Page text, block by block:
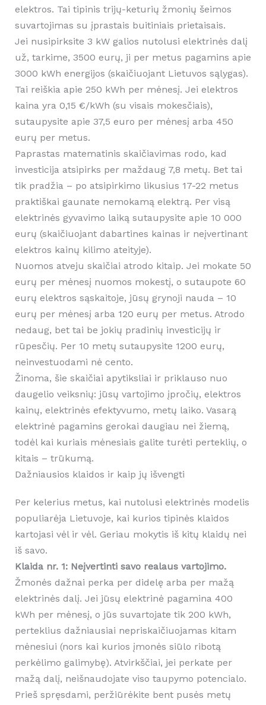
elektros. Tai tipinis trijų-keturių žmonių šeimos
suvartojimas su įprastais buitiniais prietaisais.
Jei nusipirksite 3 kW galios nutolusi elektrinės dalį
už, tarkime, 3500 eurų, ji per metus pagamins apie
3000 kWh energijos (skaičiuojant Lietuvos sąlygas).
Tai reiškia apie 250 kWh per mėnesį. Jei elektros
kaina yra 0,15 €/kWh (su visais mokesčiais),
sutaupysite apie 37,5 euro per mėnesį arba 450
eurų per metus.
Paprastas matematinis skaičiavimas rodo, kad
investicija atsipirks per maždaug 7,8 metų. Bet tai
tik pradžia – po atsipirkimo likusius 17-22 metus
praktiškai gaunate nemokamą elektrą. Per visą
elektrinės gyvavimo laiką sutaupysite apie 10 000
eurų (skaičiuojant dabartines kainas ir neįvertinant
elektros kainų kilimo ateityje).
Nuomos atveju skaičiai atrodo kitaip. Jei mokate 50
eurų per mėnesį nuomos mokestį, o sutaupote 60
eurų elektros sąskaitoje, jūsų grynoji nauda – 10
eurų per mėnesį arba 120 eurų per metus. Atrodo
nedaug, bet tai be jokių pradinių investicijų ir
rūpesčių. Per 10 metų sutaupysite 1200 eurų,
neinvestuodami nė cento.
Žinoma, šie skaičiai apytiksliai ir priklauso nuo
daugelio veiksnių: jūsų vartojimo įpročių, elektros
kainų, elektrinės efektyvumo, metų laiko. Vasarą
elektrinė pagamins gerokai daugiau nei žiemą,
todėl kai kuriais mėnesiais galite turėti perteklių, o
kitais – trūkumą.
Dažniausios klaidos ir kaip jų išvengti
Per kelerius metus, kai nutolusi elektrinės modelis
populiarėja Lietuvoje, kai kurios tipinės klaidos
kartojasi vėl ir vėl. Geriau mokytis iš kitų klaidų nei
iš savo.
Klaida nr. 1: Neįvertinti savo realaus vartojimo.
Žmonės dažnai perka per didelę arba per mažą
elektrinės dalį. Jei jūsų elektrinė pagamina 400
kWh per mėnesį, o jūs suvartojate tik 200 kWh,
perteklius dažniausiai nepriskaičiuojamas kitam
mėnesiui (nors kai kurios įmonės siūlo ribotą
perkėlimo galimybę). Atvirkščiai, jei perkate per
mažą dalį, neišnaudojate viso taupymo potencialo.
Prieš spręsdami, peržiūrėkite bent pusės metų